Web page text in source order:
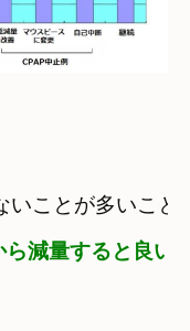
いことが多いこと
減量すると良い